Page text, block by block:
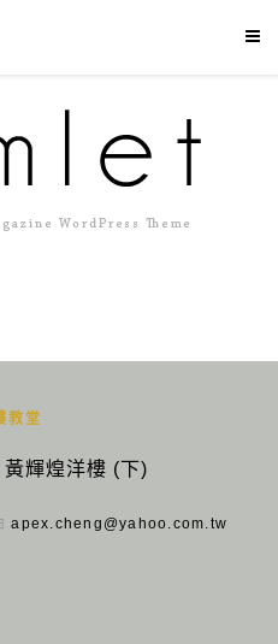
教堂
輝煌洋樓 (下)
apex.cheng@yahoo.com.tw